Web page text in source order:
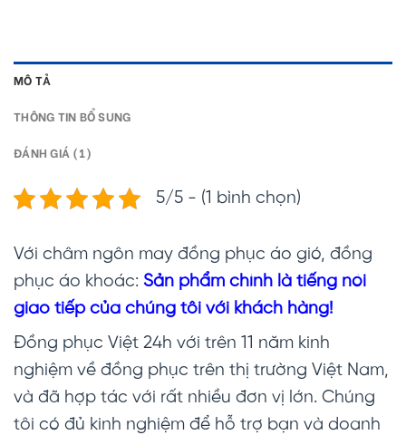
MÔ TẢ
THÔNG TIN BỔ SUNG
ĐÁNH GIÁ (1)
5/5 - (1 bình chọn)
Với châm ngôn may đồng phục áo gió, đồng
phục áo khoác: Sản phẩm chính là tiếng nói
giao tiếp của chúng tôi với khách hàng!
Đồng phục Việt 24h với trên 11 năm kinh
nghiệm về đồng phục trên thị trường Việt Nam,
và đã hợp tác với rất nhiều đơn vị lớn. Chúng
tôi có đủ kinh nghiệm để hỗ trợ bạn và doanh